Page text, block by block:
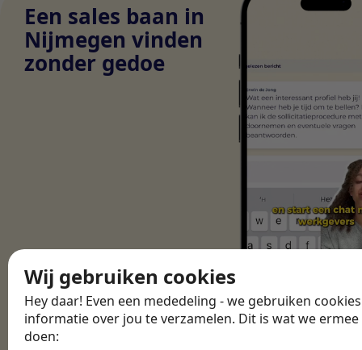
Wij gebruiken cookies
Hey daar! Even een mededeling - we gebruiken
informatie over jou te verzamelen. Dit is wat we ermee
doen:
Een sales baan in
Nijmegen vinden
zonder gedoe